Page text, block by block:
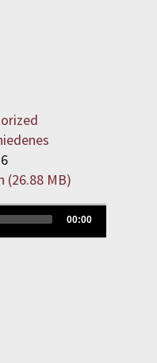
(26.88 MB)
00:00